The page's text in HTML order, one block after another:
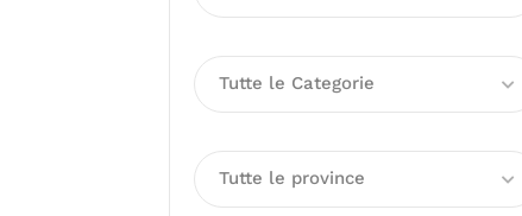
Tutte le Categorie
Tutte le province